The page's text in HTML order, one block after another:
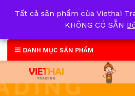
DANH MỤC SẢN PHẨM
Tất cả sản phẩm của Viethai
KHÔNG CÓ SẴN